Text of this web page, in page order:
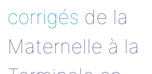
corrigés de la
Maternelle à la